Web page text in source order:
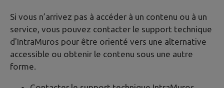
Si vous n’arrivez pas à accéder à un contenu ou à un
service, vous pouvez contacter le support technique
d'IntraMuros pour être orienté vers une alternative
accessible ou obtenir le contenu sous une autre
forme.